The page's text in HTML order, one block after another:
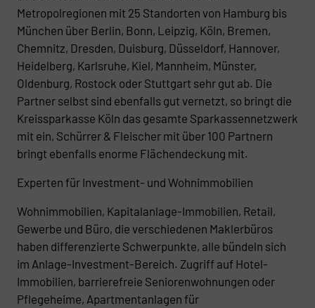
Metropolregionen mit 25 Standorten von Hamburg bis
München über Berlin, Bonn, Leipzig, Köln, Bremen,
Chemnitz, Dresden, Duisburg, Düsseldorf, Hannover,
Heidelberg, Karlsruhe, Kiel, Mannheim, Münster,
Oldenburg, Rostock oder Stuttgart sehr gut ab. Die
Partner selbst sind ebenfalls gut vernetzt, so bringt die
Kreissparkasse Köln das gesamte Sparkassennetzwerk
mit ein, Schürrer & Fleischer mit über 100 Partnern
bringt ebenfalls enorme Flächendeckung mit.
Experten für Investment- und Wohnimmobilien
Wohnimmobilien, Kapitalanlage-Immobilien, Retail,
Gewerbe und Büro, die verschiedenen Maklerbüros
haben differenzierte Schwerpunkte, alle bündeln sich
im Anlage-Investment-Bereich. Zugriff auf Hotel-
Immobilien, barrierefreie Seniorenwohnungen oder
Pflegeheime, Apartmentanlagen für